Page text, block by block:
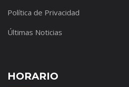
Política de Privacidad
Últimas Noticias
HORARIO